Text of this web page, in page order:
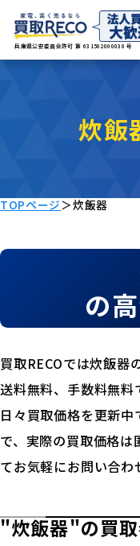
兵庫県公安委員会許可 第 631502000030 号
炊飯
TOPページ＞炊飯器
の
買取RECOでは炊飯器
送料無料、手数料無
日々買取価格を更新
で、実際の買取価格
てお気軽にお問い合わ
"炊飯器"の買